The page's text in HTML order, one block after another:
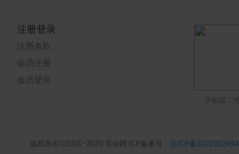
注册登录
注册条款
会员注册
会员登录
手机版二
版权所有©2001~2020 等你网 ICP备案号： 京ICP备